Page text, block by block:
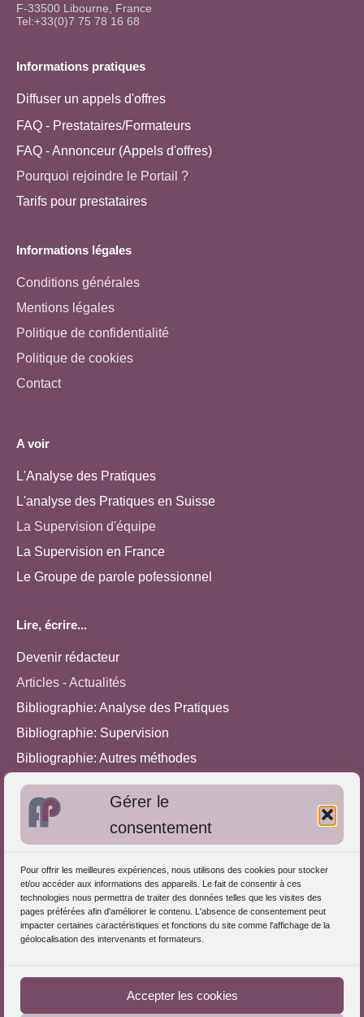
Gérer le
consentement
Pour offrir les meilleures expériences, nous utilisons des cookies pour stocker
et/ou accéder aux informations des appareils. Le fait de consentir à ces
technologies nous permettra de traiter des données telles que les visites des
pages préférées afin d'améliorer le contenu. L'absence de consentement peut
impacter certaines caractéristiques et fonctions du site comme l'affichage de la
géolocalisation des intervenants et formateurs.
Accepter les cookies
F-33500 Libourne, France
Tel:+33(0)7 75 78 16 68
Informations pratiques
Diffuser un appels d'offres
FAQ - Prestataires/Formateurs
FAQ - Annonceur (Appels d'offres)
Pourquoi rejoindre le Portail ?
Tarifs pour prestataires
Informations légales
Conditions générales
Mentions légales
Politique de confidentialité
Politique de cookies
Contact
A voir
L'Analyse des Pratiques
L'analyse des Pratiques en Suisse
La Supervision d'équipe
La Supervision en France
Le Groupe de parole pofessionnel
Lire, écrire...
Devenir rédacteur
Articles - Actualités
Bibliographie: Analyse des Pratiques
Bibliographie: Supervision
Bibliographie: Autres méthodes
Approches de l'Analyse des pratiques
Autres informations
S'inscrire dans l'Annuaire
Publiez vos formations
Charte déontologique
Références d'intervention